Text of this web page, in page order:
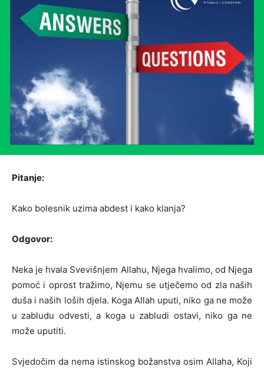
Pitanje:
Kako bolesnik uzima abdest i kako klanja?
Odgovor:
Neka je hvala Svevišnjem Allahu, Njega hvalimo, od Njega
pomoć i oprost tražimo, Njemu se utječemo od zla naših
duša i naših loših djela. Koga Allah uputi, niko ga ne može
u zabludu odvesti, a koga u zabludi ostavi, niko ga ne
može uputiti.
Svjedočim da nema istinskog božanstva osim Allaha, Koji